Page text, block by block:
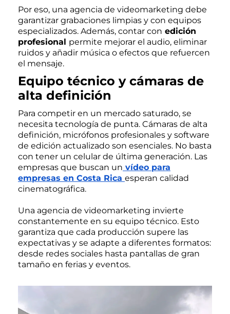
Por eso, una agencia de videomarketing debe
garantizar grabaciones limpias y con equipos
especializados. Además, contar con edición
profesional permite mejorar el audio, eliminar
ruidos y añadir música o efectos que refuercen
el mensaje.
Equipo técnico y cámaras de
alta definición
Para competir en un mercado saturado, se
necesita tecnología de punta. Cámaras de alta
definición, micrófonos profesionales y software
de edición actualizado son esenciales. No basta
con tener un celular de última generación. Las
empresas que buscan un vídeo para
empresas en Costa Rica esperan calidad
cinematográfica.
Una agencia de videomarketing invierte
constantemente en su equipo técnico. Esto
garantiza que cada producción supere las
expectativas y se adapte a diferentes formatos:
desde redes sociales hasta pantallas de gran
tamaño en ferias y eventos.